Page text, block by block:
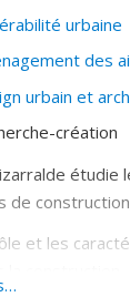
urbaine
des
urbain et
création
étudie
de
et les